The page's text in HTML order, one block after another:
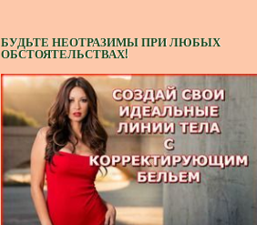
БУДЬТЕ НЕОТРАЗИМЫ ПРИ ЛЮБЫХ
ОБСТОЯТЕЛЬСТВАХ!